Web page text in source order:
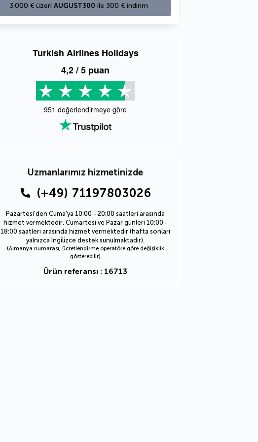
3.000 € üzeri AUGUST300 ile 300 € indirim
Turkish Airlines Holidays
4,2/ 5 puan
951 değerlendirmeye göre
Uzmanlarımız hizmetinizde
(+49) 71197803026
Pazartesi'den Cuma'ya 10:00 - 20:00 saatleri arasında
hizmet vermektedir. Cumartesi ve Pazar günleri 10:00 -
18:00 saatleri arasında hizmet vermektedir (hafta sonları
yalnızca İngilizce destek sunulmaktadır).
(Almanya numarası, ücretlendirme operatöre göre değişiklik
gösterebilir)
Ürün referansı : 16713